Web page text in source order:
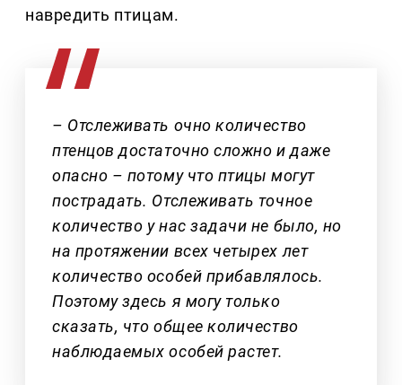
навредить птицам.
– Отслеживать очно количество
птенцов достаточно сложно и даже
опасно – потому что птицы могут
пострадать. Отслеживать точное
количество у нас задачи не было, но
на протяжении всех четырех лет
количество особей прибавлялось.
Поэтому здесь я могу только
сказать, что общее количество
наблюдаемых особей растет.